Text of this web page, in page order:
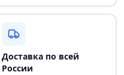
Доставка по всей
России